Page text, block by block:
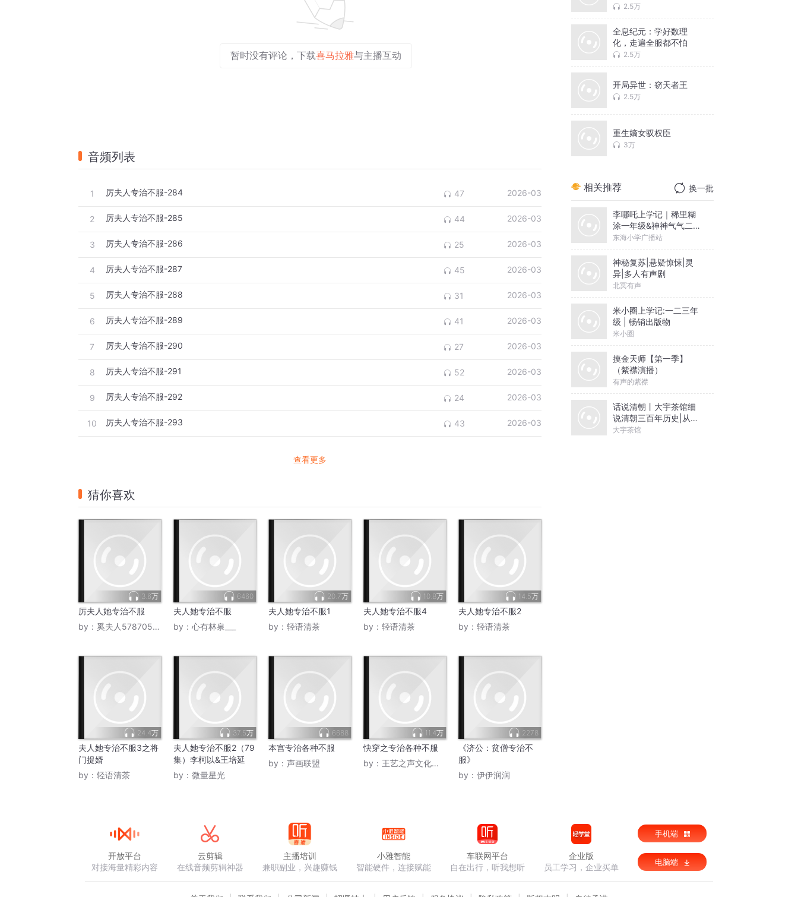
暂时没有评论，下载喜马拉雅与主播互动
音频列表
1 厉夫人专治不服-284 47 2026-03
2 厉夫人专治不服-285 44 2026-03
3 厉夫人专治不服-286 25 2026-03
4 厉夫人专治不服-287 45 2026-03
5 厉夫人专治不服-288 31 2026-03
6 厉夫人专治不服-289 41 2026-03
7 厉夫人专治不服-290 27 2026-03
8 厉夫人专治不服-291 52 2026-03
9 厉夫人专治不服-292 24 2026-03
10 厉夫人专治不服-293 43 2026-03
查看更多
猜你喜欢
3.6万
厉夫人她专治不服
by： 奚夫人578705916
6460
夫人她专治不服
by： 心有林泉___
20.7万
夫人她专治不服1
by： 轻语清茶
10.8万
夫人她专治不服4
by： 轻语清茶
14.5万
夫人她专治不服2
by： 轻语清茶
24.4万
夫人她专治不服3之将
门捉婿
by： 轻语清茶
37.5万
夫人她专治不服2（79
集）李柯以&王培延
by： 微量星光
6688
本宫专治各种不服
by： 声画联盟
11.4万
快穿之专治各种不服
by： 王艺之声文化传媒
2278
《济公：贫僧专治不
服》
by： 伊伊润润
2.5万
全息纪元：学好数理
化，走遍全服都不怕
2.5万
开局异世：窃天者王
2.5万
重生嫡女驭权臣
3万
相关推荐 换一批
李哪吒上学记｜稀里糊
涂一年级&神神气气二年
级
东海小学广播站
神秘复苏|悬疑惊悚|灵
异|多人有声剧
北冥有声
米小圈上学记:一二三年
级 | 畅销出版物
米小圈
摸金天师【第一季】
（紫襟演播）
有声的紫襟
话说清朝丨大宇茶馆细
说清朝三百年历史|从努
尔哈赤到末代皇帝溥仪|
大宇茶馆
开放平台
对接海量精彩内容
云剪辑
在线音频剪辑神器
主播培训
兼职副业，兴趣赚钱
小雅智能
智能硬件，连接赋能
车联网平台
自在出行，听我想听
企业版
员工学习，企业买单
手机端
电脑端